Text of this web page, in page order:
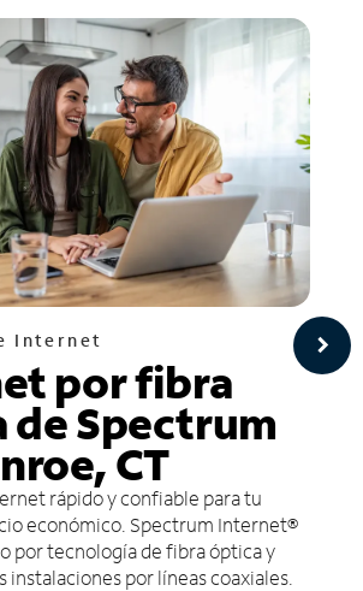
Internet
por fibra
de Spectrum
CT
rápido y confiable para tu
económico. Spectrum Internet®
por tecnología de fibra óptica y
instalaciones por líneas coaxiales.